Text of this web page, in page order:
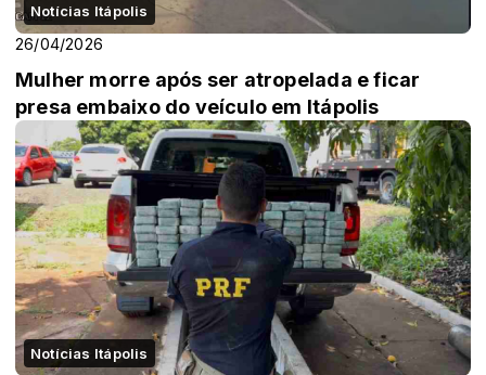
Notícias Itápolis
26/04/2026
Mulher morre após ser atropelada e ficar
presa embaixo do veículo em Itápolis
Notícias Itápolis